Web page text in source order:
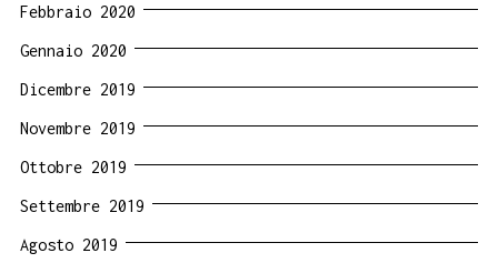
Febbraio 2020
Gennaio 2020
Dicembre 2019
Novembre 2019
Ottobre 2019
Settembre 2019
Agosto 2019